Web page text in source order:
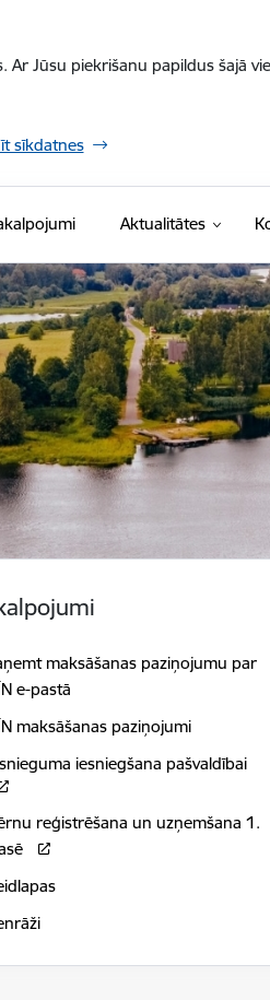
Jūsu piekrišanu papildus šajā
sīkdatnes
Aktualitātes
maksāšanas paziņojumu par
e-pastā
maksāšanas paziņojumi
iesniegšana pašvaldībai
reģistrēšana un uzņemšana 1.